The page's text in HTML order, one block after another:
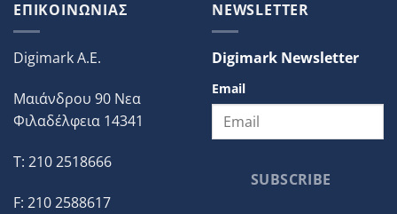
ΕΠΙΚΟΙΝΩΝΙΑΣ
Digimark A.E.
Μαιάνδρου 90 Νεα
Φιλαδέλφεια 14341
T: 210 2518666
F: 210 2588617
NEWSLETTER
Digimark Newsletter
Email
SUBSCRIBE